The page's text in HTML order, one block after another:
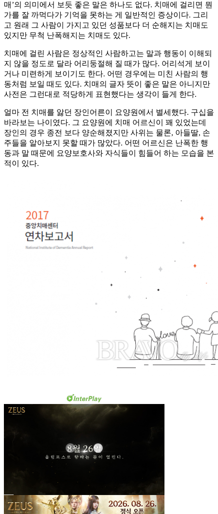
매’의 의미에서 보듯 좋은 말은 하나도 없다. 치매에 걸리면 뭔
가를 잘 까먹다가 기억을 못하는 게 일반적인 증상이다. 그리
고 원래 그 사람이 가지고 있던 성품보다 더 순해지는 치매도
있지만 무척 난폭해지는 치매도 있다.
치매에 걸린 사람은 정상적인 사람하고는 말과 행동이 이해되
지 않을 정도로 달라 어리둥절해 질 때가 많다. 어리석게 보이
거나 미련하게 보이기도 한다. 어떤 경우에는 미친 사람의 행
동처럼 보일 때도 있다. 치매의 글자 뜻이 좋은 말은 아니지만
사전은 그런대로 적당하게 표현했다는 생각이 들게 한다.
얼마 전 치매를 앓던 장인어른이 요양원에서 별세했다. 구십을
바라보는 나이였다. 그 요양원에 치매 어르신이 꽤 있었는데
장인의 경우 종전 보다 양순해졌지만 사위는 물론, 아들딸, 손
주들을 알아보지 못할 때가 많았다. 어떤 어르신은 난폭한 행
동과 말 때문에 요양보호사와 자식들이 힘들어 하는 모습을 본
적이 있다.